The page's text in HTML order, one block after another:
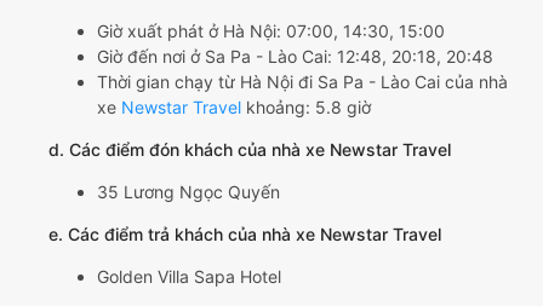
Giờ xuất phát ở Hà Nội: 07:00, 14:30, 15:00
Giờ đến nơi ở Sa Pa - Lào Cai: 12:48, 20:18, 20:48
Thời gian chạy từ Hà Nội đi Sa Pa - Lào Cai của nhà
xe Newstar Travel khoảng: 5.8 giờ
d. Các điểm đón khách của nhà xe Newstar Travel
35 Lương Ngọc Quyến
e. Các điểm trả khách của nhà xe Newstar Travel
Golden Villa Sapa Hotel